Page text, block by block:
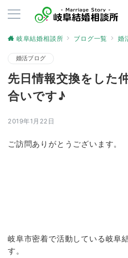
岐阜結婚相談所 ブログ一覧 婚
婚活ブログ
先日情報交換をした
合いです♪
2019年1月22日
ご訪問ありがとうございます。
岐阜市密着で活動している岐阜
す。